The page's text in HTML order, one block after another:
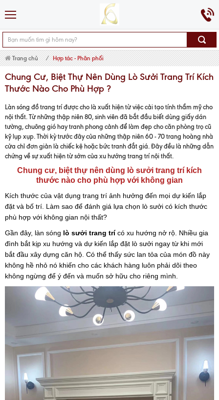
Trang chủ Hợp tác - Phân phối
Chung Cư, Biệt Thự Nên Dùng Lò Sưởi Trang Trí Kích
Thước Nào Cho Phù Hợp ?
Làn sóng đồ trang trí được cho là xuất hiện từ việc cải tạo tính thẩm mỹ cho
nội thất. Từ những thập niên 80, sinh viên đã bắt đầu biết dùng giấy dán
tường, chuông gió hay tranh phong cảnh để làm đẹp cho căn phòng trọ cũ
kỹ lụp xụp. Thời kỳ trước đây của những thập niên 60 - 70 trang hoàng nhà
cửa chỉ đơn giản là chiếc kệ hoặc bức tranh đắt giá. Đây đều là những dẫn
chứng về sự xuất hiện từ sớm của xu hướng trang trí nội thất.
Chung cư, biệt thự nên dùng lò sưởi trang trí kích
thước nào cho phù hợp với không gian
Kích thước của vật dụng trang trí ảnh hưởng đến mọi dự kiến lắp
đặt và bố trí. Làm sao để đánh giá lựa chọn lò sưởi có kích thước
phù hợp với không gian nội thất?
Gần đây, làn sóng lò sưởi trang trícó xu hướng nở rộ. Nhiều gia
đình bắt kịp xu hướng và dự kiến lắp đặt lò sưởi ngay từ khi mới
bắt đầu xây dựng căn hộ. Có thể thấy sức lan tỏa của món đồ này
không hề nhỏ nó khiến cho các khách hàng luôn phải dõi theo
không ngừng để ý đến và muốn sở hữu cho riêng mình.